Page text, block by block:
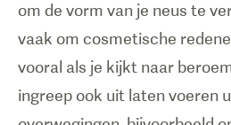
om de vorm van je neus te
vaak om cosmetische
vooral als je kijkt naar
ingreep ook uit laten voeren